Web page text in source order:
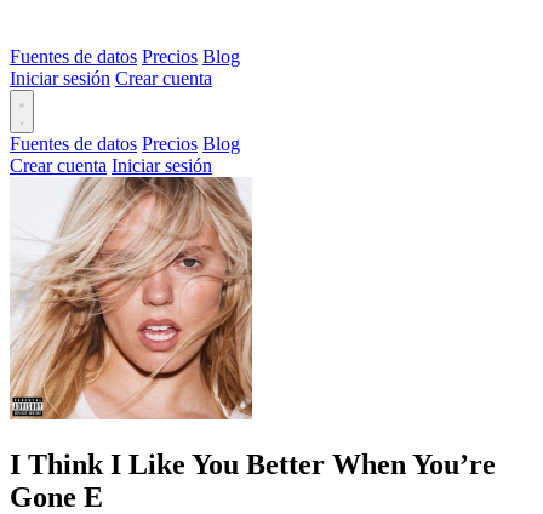
Fuentes de datos Precios Blog
Iniciar sesión Crear cuenta
Fuentes de datos Precios Blog
Crear cuenta Iniciar sesión
I Think I Like You Better When You’re
Gone E